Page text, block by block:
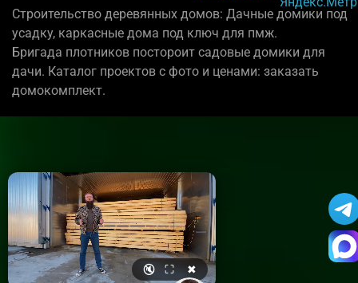
Строительство деревянных домов: Дачные домики под
усадку, каркасные дома под ключ для пмж.
Бригада плотников постороит садовые домики для
дачи. Каталог проектов с фото и ценами: заказать
домокомплект.
🔇 ⛶ ✖